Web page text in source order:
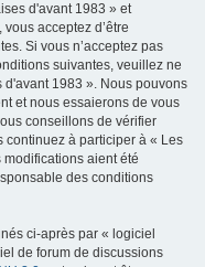
d'avant 1983 » et
acceptez d’être
Si vous n’acceptez pas
suivantes, veuillez ne
1983 ». Nous pouvons
et nous essaierons de vous
conseillons de vérifier
continuez à participer à « Les
aient été
des conditions
ci-après par « logiciel
de forum de discussions